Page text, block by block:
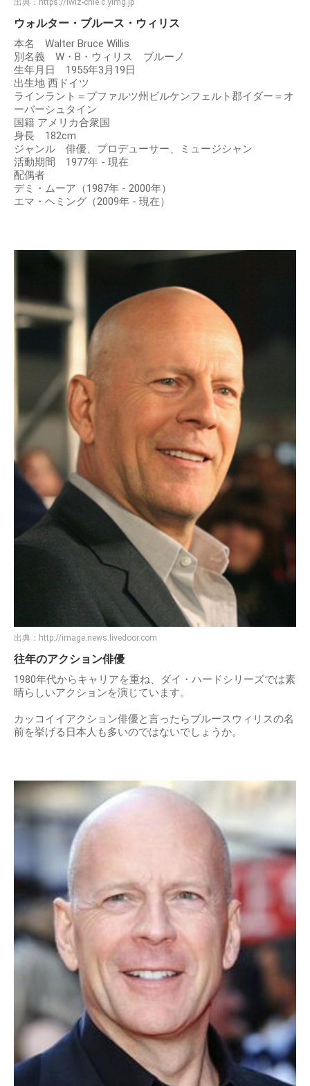
ウォルター・ブルース・ウィリス
本名 Walter Bruce Willis
別名義 W・B・ウィリス ブルーノ
生年月日 1955年3月19日
出生地 西ドイツ
ラインラント＝プファルツ州ビルケンフェルト郡イダー＝オ
ーバーシュタイン
国籍 アメリカ合衆国
身長 182cm
ジャンル 俳優、プロデューサー、ミュージシャン
活動期間 1977年 - 現在
配偶者
デミ・ムーア（1987年 - 2000年）
エマ・ヘミング（2009年 - 現在）
出典： http://image.news.livedoor.com
往年のアクション俳優
1980年代からキャリアを重ね、ダイ・ハードシリーズでは素
晴らしいアクションを演じています。
カッコイイアクション俳優と言ったらブルースウィリスの名
前を挙げる日本人も多いのではないでしょうか。